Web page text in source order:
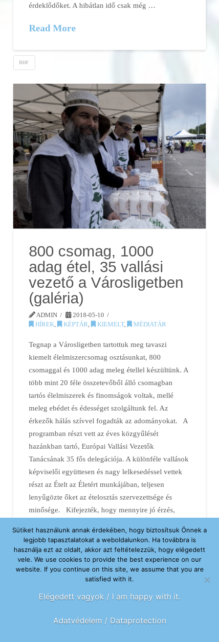
érdeklődőket. A hibátlan idő csak még …
Read More
BHF
800 csomag, 1000
adag étel, 35 vallási
vezető a Városligetben
(galéria)
ADMIN
2018-05-10
HÍREK, KÉPTÁR, KIEMELT, MÉDIATÁR
Tegnap a Városligetben tartottuk meg tavaszi
kiemelt élelmiszercsomag osztásunkat, 800
csomaggal és 1000 adag meleg étellel készültünk. A
több mint 20 féle összetevőből álló csomagban
tartós élelmiszerek és finomságok voltak, mellé
meleg ebédet és édességet szolgáltunk fel. Az
érkezők hálás szívvel fogadták az adományokat. A
programban részt vett az éves közgyűlését
hazánkban tartó, Európai Vallási Vezetők
Tanácsának 35 fős delegációja. A különféle vallások
képviselői együttesen és nagy lelkesedéssel vettek
részt az Ételt az Életért munkájában, teljesen
lenyűgözte őket az ételosztás szervezettsége és
minősége. Kifejezték, hogy mennyire jó érzés,
tettekben is megnyilvánul. …
Read More
Sütiket használunk annak érdekében, hogy biztosítsuk Önnek a
legjobb tapasztalatokat a weboldalunkon. Ha továbbra is
használja ezt az oldalt, akkor azt feltételezzük, hogy elégedett
vele. We use cookies to provide the best experience on our
website. If you continue on this site, we assume that you are
satisfied with it.
Elégedett vagyok / I am happy with it.
Adatvédelem / Dataprotection